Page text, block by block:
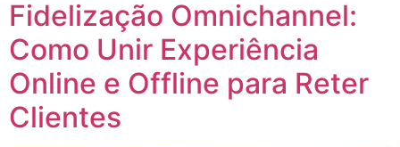
Fidelização Omnichannel:
Como Unir Experiência
Online e Offline para Reter
Clientes